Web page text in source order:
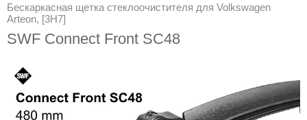
Бескаркасная щетка стеклоочистителя для Volkswagen
Arteon, [3H7]
SWF Connect Front SC48